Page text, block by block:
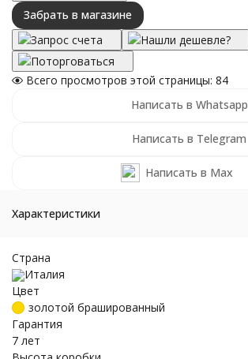
Забрать в магазине
Запрос счета
Нашли дешевле?
Поторговаться
Всего просмотров этой страницы: 84
Написать в Whatsapp
Написать в Telegram
Написать в Max
Характеристики
Страна
Италия
Цвет
золотой брашированный
Гарантия
7 лет